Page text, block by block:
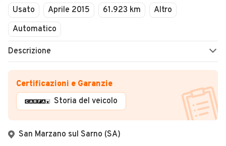
Usato Aprile 2015 61.923 km
Altro
Automatico
Descrizione
Certificazioni e Garanzie
Storia del veicolo
San Marzano sul Sarno (SA)